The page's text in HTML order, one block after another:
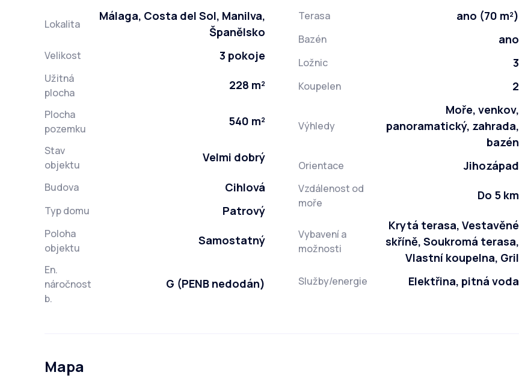
Lokalita
Málaga, Costa del Sol, Manilva,
Španělsko
Velikost 3 pokoje
Užitná
plocha
228 m²
Plocha
pozemku
540 m²
Stav
objektu
Velmi dobrý
Budova Cihlová
Typ domu Patrový
Poloha
objektu
Samostatný
En.
náročnost
b.
G (PENB nedodán)
Terasa ano (70 m²)
Bazén ano
Ložnic 3
Koupelen 2
Výhledy
Moře, venkov,
panoramatický, zahrada,
bazén
Orientace Jihozápad
Vzdálenost od
moře
Do 5 km
Vybavení a
možnosti
Krytá terasa, Vestavěné
skříně, Soukromá terasa,
Vlastní koupelna, Gril
Služby/energie Elektřina, pitná voda
Mapa